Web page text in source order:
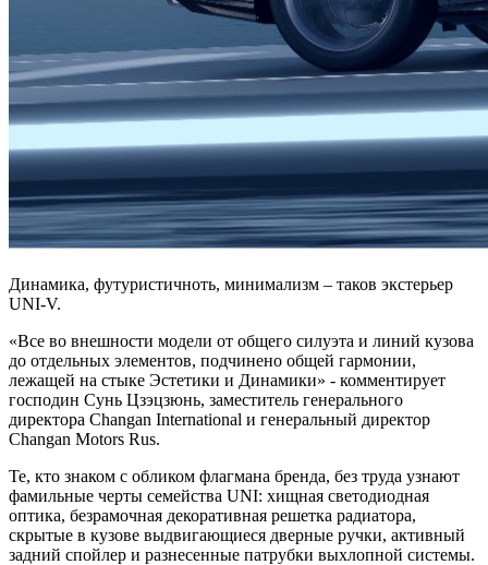
Динамика, футуристичноть, минимализм – таков экстерьер
UNI-V.
«Все во внешности модели от общего силуэта и линий кузова
до отдельных элементов, подчинено общей гармонии,
лежащей на стыке Эстетики и Динамики» - комментирует
господин Сунь Цзэцзюнь, заместитель генерального
директора Changan International и генеральный директор
Changan Motors Rus.
Те, кто знаком с обликом флагмана бренда, без труда узнают
фамильные черты семейства UNI: хищная светодиодная
оптика, безрамочная декоративная решетка радиатора,
скрытые в кузове выдвигающиеся дверные ручки, активный
задний спойлер и разнесенные патрубки выхлопной системы.